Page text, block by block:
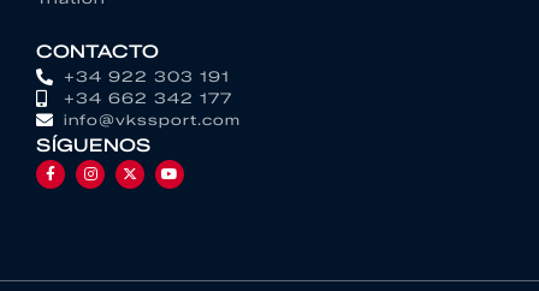
CONTACTO
+34 922 303 191
+34 662 342 177
info@vkssport.com
SÍGUENOS